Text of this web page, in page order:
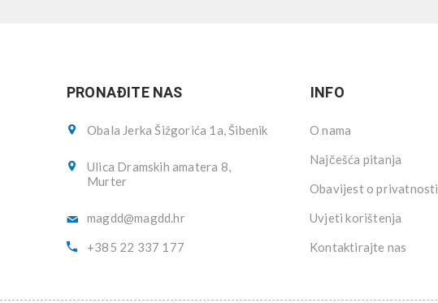
PRONAĐITE NAS
Obala Jerka Šižgorića 1a, Šibenik
Ulica Dramskih amatera 8,
Murter
magdd@magdd.hr
+385 22 337 177
INFO
O nama
Najčešća pitanja
Obavijest o privatnosti
Uvjeti korištenja
Kontaktirajte nas